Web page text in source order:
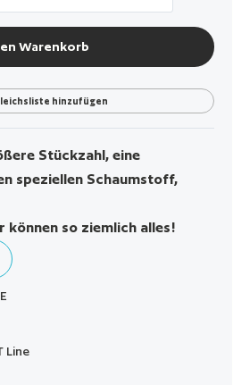
Warenkorb
hinzufügen
Stückzahl, eine
speziellen Schaumstoff,
können so ziemlich alles!
Line